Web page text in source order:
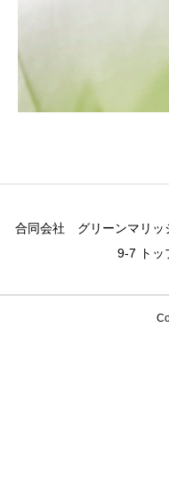
合同会社 グリーンマリ
9-7 トッ